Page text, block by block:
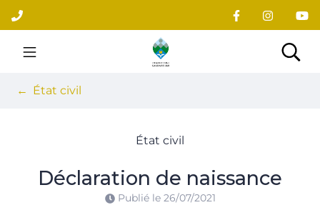
Aller
au
contenu
Site officiel du village
État civil
État civil
Déclaration de naissance
Publié le 26/07/2021